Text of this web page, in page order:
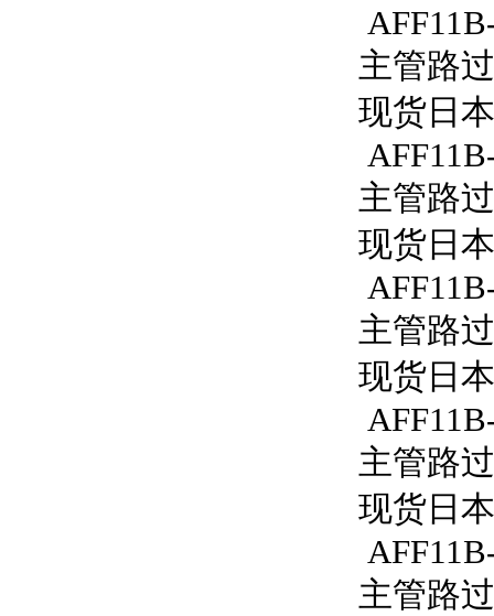
主管路
现货日
主管路
现货日
主管路
现货日
主管路
现货日
主管路